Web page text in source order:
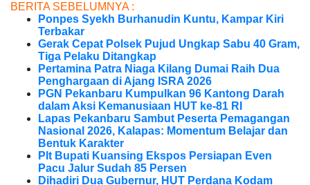
BERITA SEBELUMNYA :
Ponpes Syekh Burhanudin Kuntu, Kampar Kiri
Terbakar
Gerak Cepat Polsek Pujud Ungkap Sabu 40 Gram,
Tiga Pelaku Ditangkap
Pertamina Patra Niaga Kilang Dumai Raih Dua
Penghargaan di Ajang ISRA 2026
PGN Pekanbaru Kumpulkan 96 Kantong Darah
dalam Aksi Kemanusiaan HUT ke-81 RI
Lapas Pekanbaru Sambut Peserta Pemagangan
Nasional 2026, Kalapas: Momentum Belajar dan
Bentuk Karakter
Plt Bupati Kuansing Ekspos Persiapan Even
Pacu Jalur Sudah 85 Persen
Dihadiri Dua Gubernur, HUT Perdana Kodam